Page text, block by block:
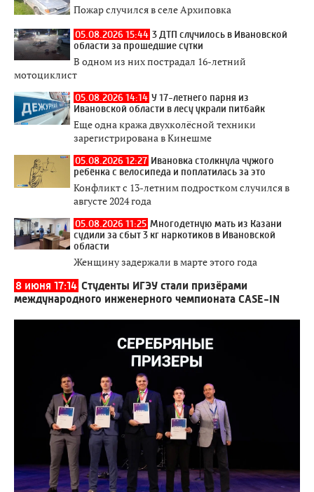
Пожар случился в селе Архиповка
05.08.2026 15:44 3 ДТП случилось в Ивановской
области за прошедшие сутки
В одном из них пострадал 16-летний
мотоциклист
05.08.2026 14:14 У 17-летнего парня из
Ивановской области в лесу украли питбайк
Еще одна кража двухколёсной техники
зарегистрирована в Кинешме
05.08.2026 12:27 Ивановка столкнула чужого
ребёнка с велосипеда и поплатилась за это
Конфликт с 13-летним подростком случился в
августе 2024 года
05.08.2026 11:25 Многодетную мать из Казани
судили за сбыт 3 кг наркотиков в Ивановской
области
Женщину задержали в марте этого года
8 июня 17:14 Студенты ИГЭУ стали призёрами
международного инженерного чемпионата CASE-IN